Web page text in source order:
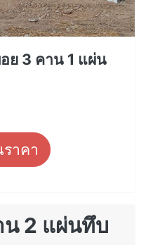
ย 3 คาน 1 แผ่น
าคา
น 2 แผ่นทึบ